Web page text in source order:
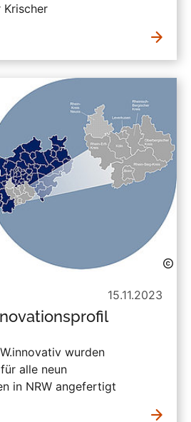
Krischer
15.11.2023
wurden
alle neun
in NRW angefertigt